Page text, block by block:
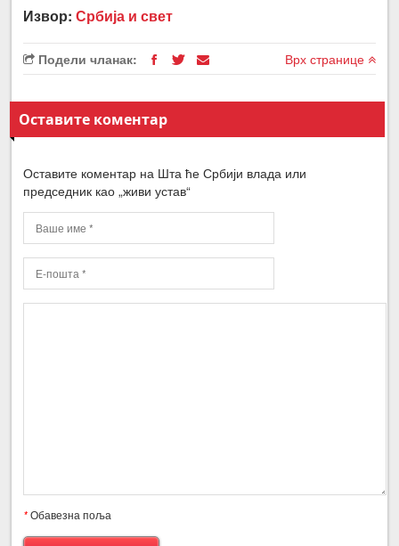
Извор:Србија и свет
Подели чланак: Врх странице
Оставите коментар
Оставите коментар на Шта ће Србији влада или
председник као „живи устав“
*Обавезна поља